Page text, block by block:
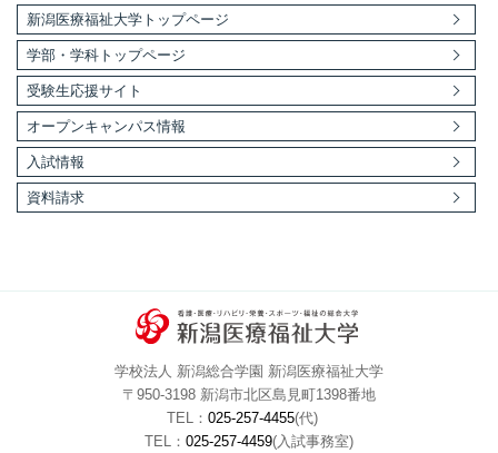
新潟医療福祉大学トップページ
学部・学科トップページ
受験生応援サイト
オープンキャンパス情報
入試情報
資料請求
学校法人 新潟総合学園 新潟医療福祉大学
〒950-3198 新潟市北区島見町1398番地
TEL： 025-257-4455(代)
TEL： 025-257-4459(入試事務室)